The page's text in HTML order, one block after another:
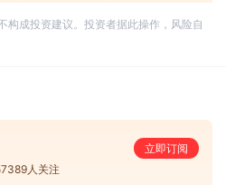
构成投资建议。投资者据此操作，风险自
立即订阅
人关注